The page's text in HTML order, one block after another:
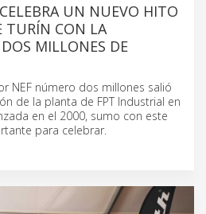
UN NUEVO HITO
TURÍN CON LA
MILLONES DE
NEF número dos millones salió
de la planta de FPT Industrial en
en el 2000, sumo con este
para celebrar.